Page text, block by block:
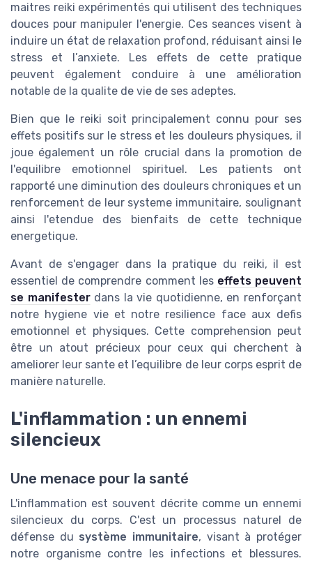
maitres reiki expérimentés qui utilisent des techniques
douces pour manipuler l'energie. Ces seances visent à
induire un état de relaxation profond, réduisant ainsi le
stress et l’anxiete. Les effets de cette pratique
peuvent également conduire à une amélioration
notable de la qualite de vie de ses adeptes.
Bien que le reiki soit principalement connu pour ses
effets positifs sur le stresset les douleurs physiques, il
joue également un rôle crucial dans la promotion de
l'equilibre emotionnel spirituel. Les patients ont
rapporté une diminution des douleurs chroniques et un
renforcement de leur systeme immunitaire, soulignant
ainsi l'etendue des bienfaits de cette technique
energetique.
Avant de s'engager dans la pratique du reiki, il est
essentiel de comprendre comment les effets peuvent
se manifesterdans la vie quotidienne, en renforçant
notre hygiene vie et notre resilience face aux defis
emotionnel et physiques. Cette comprehension peut
être un atout précieux pour ceux qui cherchent à
ameliorer leur sante et l’equilibre de leur corps esprit de
manière naturelle.
L'inflammation : un ennemi
silencieux
Une menace pour la santé
L'inflammation est souvent décrite comme un ennemi
silencieux du corps. C'est un processus naturel de
défense du système immunitaire, visant à protéger
notre organisme contre les infections et blessures.